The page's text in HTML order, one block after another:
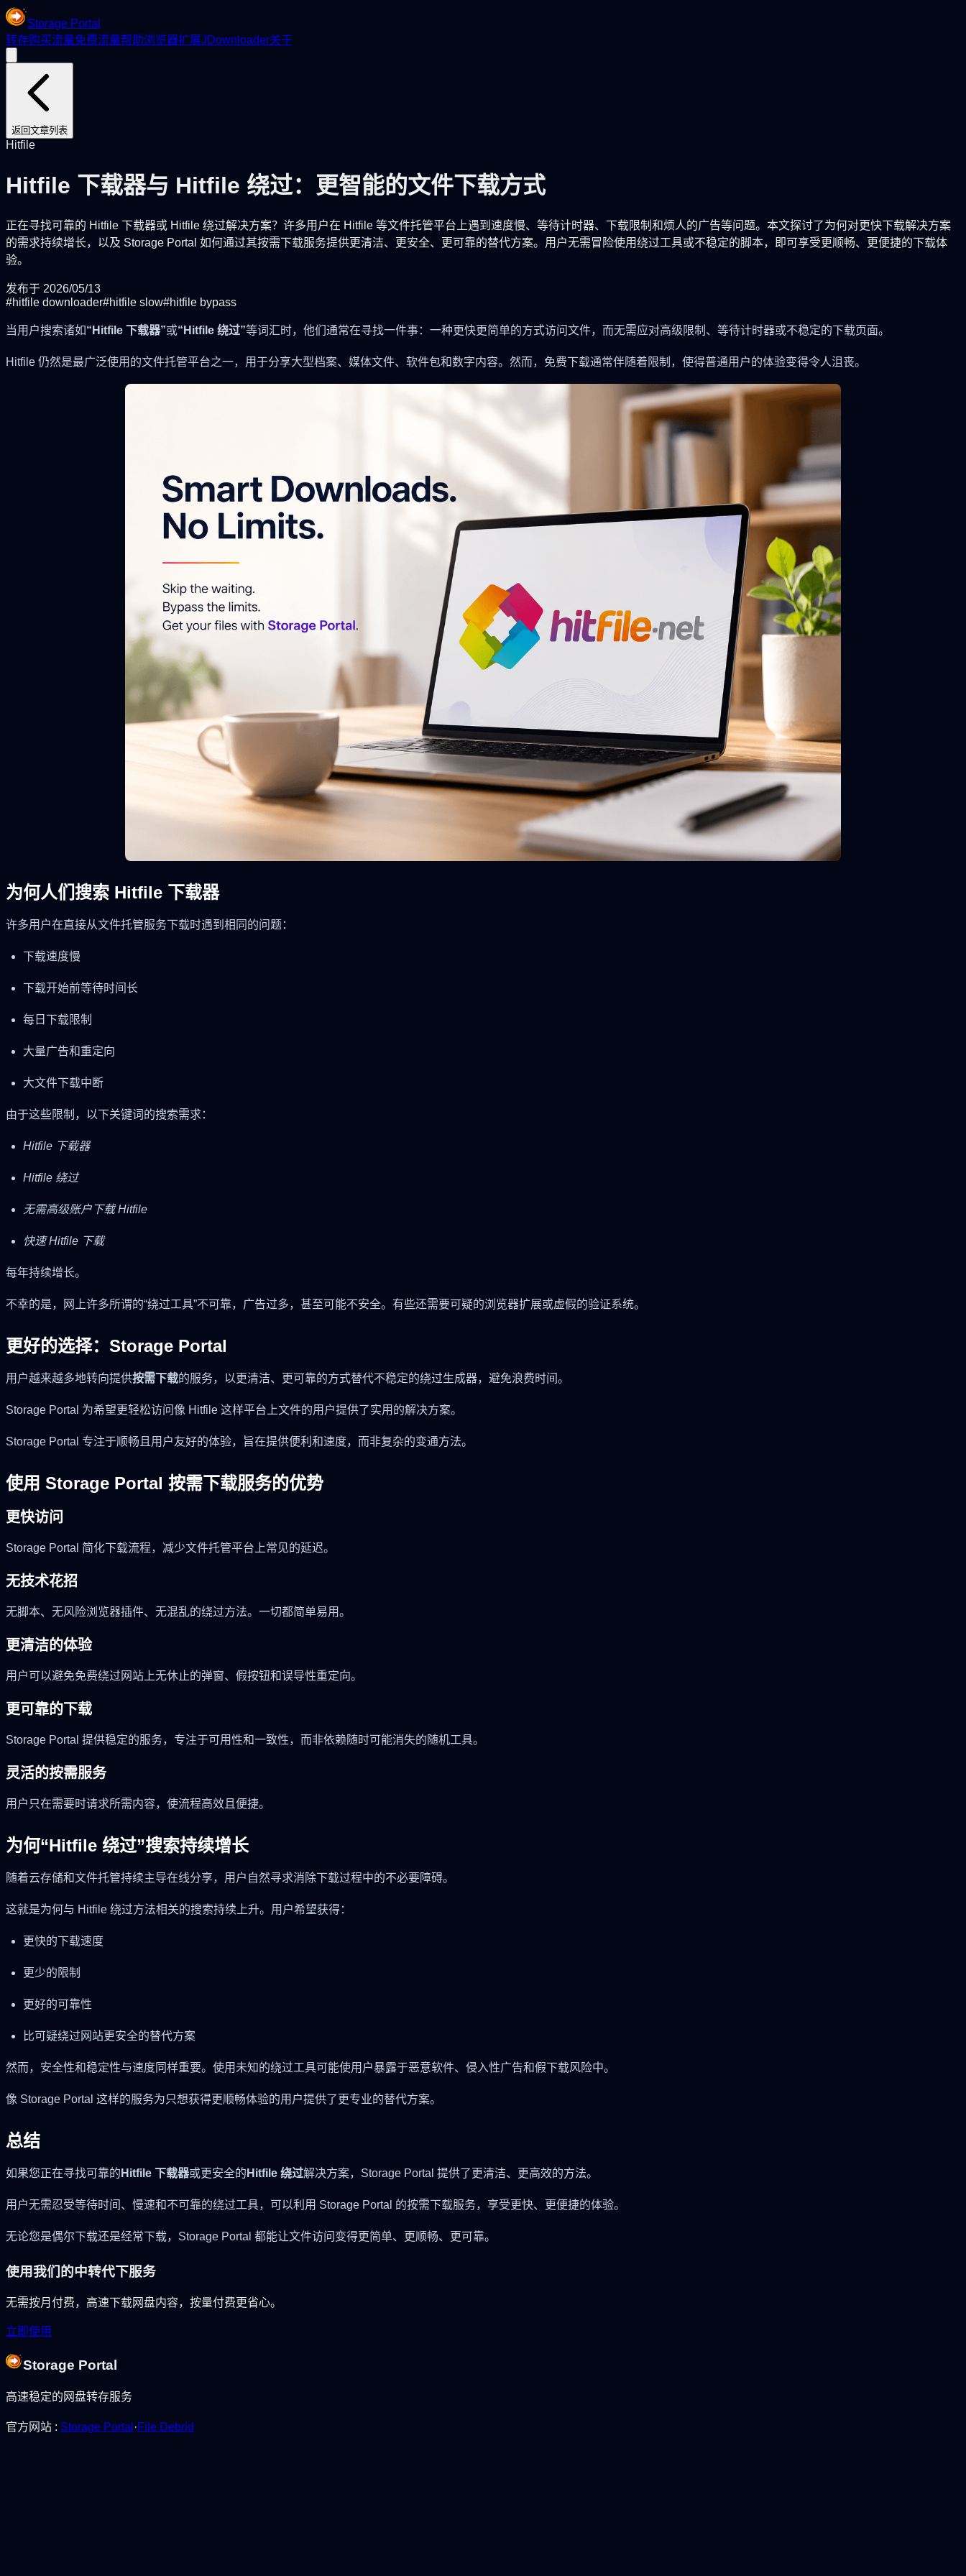
Storage Portal
转存购买流量免费流量帮助浏览器扩展JDownloader关于
返回文章列表
Hitfile
Hitfile 下载器与 Hitfile 绕过：更智能的文件下载方式
正在寻找可靠的 Hitfile 下载器或 Hitfile 绕过解决方案？许多用户在 Hitfile 等文件托管平台上遇到速度慢、等待计时器、下载限制和烦人的广告等问题。本文探讨了为何对更快下载解决方案
的需求持续增长，以及 Storage Portal 如何通过其按需下载服务提供更清洁、更安全、更可靠的替代方案。用户无需冒险使用绕过工具或不稳定的脚本，即可享受更顺畅、更便捷的下载体
验。
发布于 2026/05/13
#hitfile downloader#hitfile slow#hitfile bypass
当用户搜索诸如“Hitfile 下载器”或“Hitfile 绕过”等词汇时，他们通常在寻找一件事：一种更快更简单的方式访问文件，而无需应对高级限制、等待计时器或不稳定的下载页面。
Hitfile 仍然是最广泛使用的文件托管平台之一，用于分享大型档案、媒体文件、软件包和数字内容。然而，免费下载通常伴随着限制，使得普通用户的体验变得令人沮丧。
为何人们搜索 Hitfile 下载器
许多用户在直接从文件托管服务下载时遇到相同的问题：
下载速度慢
下载开始前等待时间长
每日下载限制
大量广告和重定向
大文件下载中断
由于这些限制，以下关键词的搜索需求：
Hitfile 下载器
Hitfile 绕过
无需高级账户下载 Hitfile
快速 Hitfile 下载
每年持续增长。
不幸的是，网上许多所谓的“绕过工具”不可靠，广告过多，甚至可能不安全。有些还需要可疑的浏览器扩展或虚假的验证系统。
更好的选择：Storage Portal
用户越来越多地转向提供按需下载的服务，以更清洁、更可靠的方式替代不稳定的绕过生成器，避免浪费时间。
Storage Portal 为希望更轻松访问像 Hitfile 这样平台上文件的用户提供了实用的解决方案。
Storage Portal 专注于顺畅且用户友好的体验，旨在提供便利和速度，而非复杂的变通方法。
使用 Storage Portal 按需下载服务的优势
更快访问
Storage Portal 简化下载流程，减少文件托管平台上常见的延迟。
无技术花招
无脚本、无风险浏览器插件、无混乱的绕过方法。一切都简单易用。
更清洁的体验
用户可以避免免费绕过网站上无休止的弹窗、假按钮和误导性重定向。
更可靠的下载
Storage Portal 提供稳定的服务，专注于可用性和一致性，而非依赖随时可能消失的随机工具。
灵活的按需服务
用户只在需要时请求所需内容，使流程高效且便捷。
为何“Hitfile 绕过”搜索持续增长
随着云存储和文件托管持续主导在线分享，用户自然寻求消除下载过程中的不必要障碍。
这就是为何与 Hitfile 绕过方法相关的搜索持续上升。用户希望获得：
更快的下载速度
更少的限制
更好的可靠性
比可疑绕过网站更安全的替代方案
然而，安全性和稳定性与速度同样重要。使用未知的绕过工具可能使用户暴露于恶意软件、侵入性广告和假下载风险中。
像 Storage Portal 这样的服务为只想获得更顺畅体验的用户提供了更专业的替代方案。
总结
如果您正在寻找可靠的 Hitfile 下载器或更安全的 Hitfile 绕过解决方案，Storage Portal 提供了更清洁、更高效的方法。
用户无需忍受等待时间、慢速和不可靠的绕过工具，可以利用 Storage Portal 的按需下载服务，享受更快、更便捷的体验。
无论您是偶尔下载还是经常下载，Storage Portal 都能让文件访问变得更简单、更顺畅、更可靠。
使用我们的中转代下服务
无需按月付费，高速下载网盘内容，按量付费更省心。
立即使用
Storage Portal
高速稳定的网盘转存服务
官方网站 : Storage Portal ·File Debrid